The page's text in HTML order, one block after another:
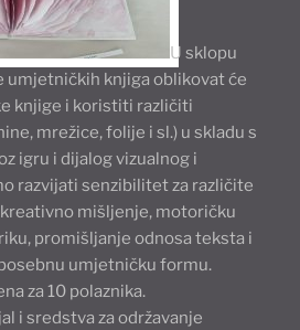
U sklopu
umjetničkih knjiga oblikovat će
knjige i koristiti različiti
mrežice, folije i sl.) u skladu s
igru i dijalog vizualnog i
razvijati senzibilitet za različite
mišljenje, motoričku
promišljanje odnosa teksta i
umjetničku formu.
za 10 polaznika.
i sredstva za održavanje